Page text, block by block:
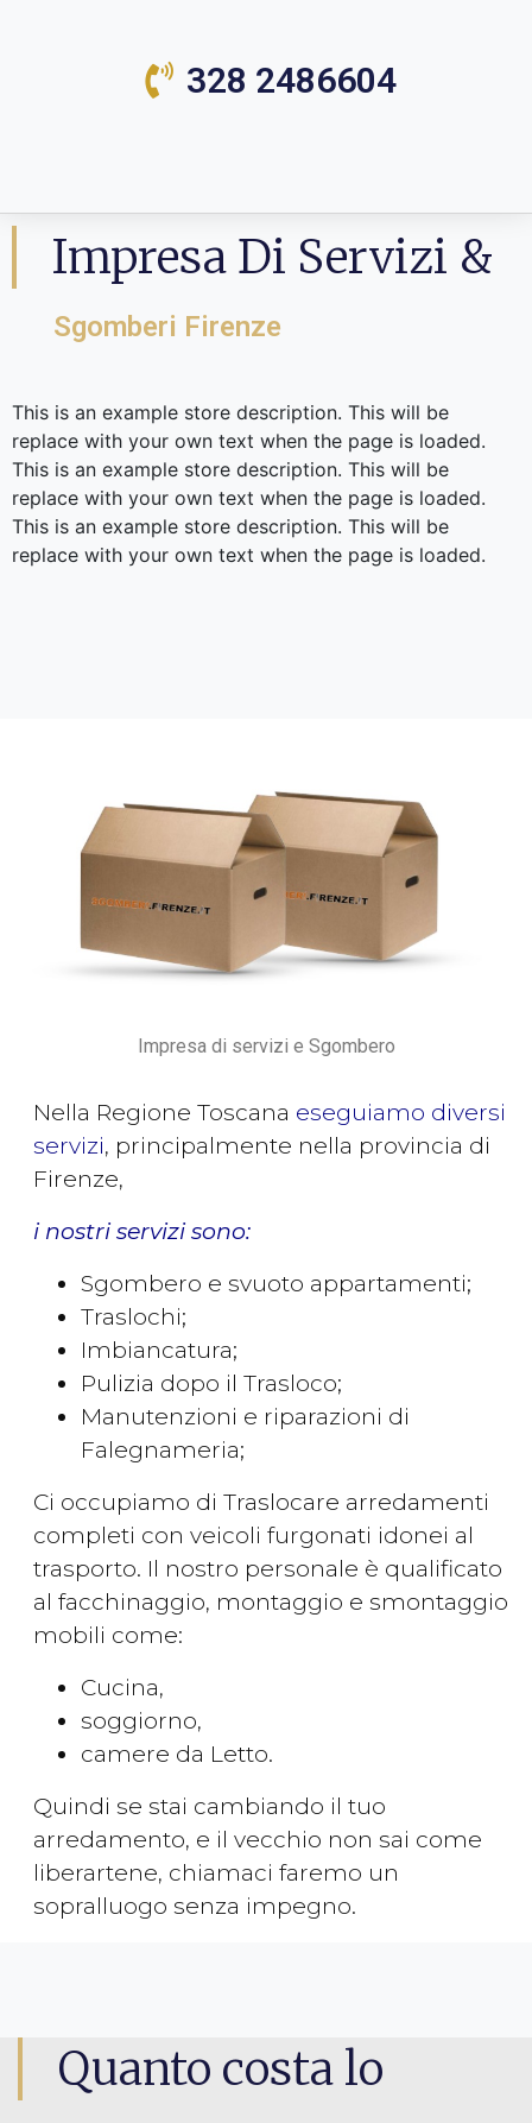
328 2486604
Impresa Di Servizi &
Sgomberi Firenze
This is an example store description. This will be
replace with your own text when the page is loaded.
This is an example store description. This will be
replace with your own text when the page is loaded.
This is an example store description. This will be
replace with your own text when the page is loaded.
Impresa di servizi e Sgombero
Nella Regione Toscana eseguiamo diversi
servizi, principalmente nella provincia di
Firenze,
i nostri servizi sono:
Sgombero e svuoto appartamenti;
Traslochi;
Imbiancatura;
Pulizia dopo il Trasloco;
Manutenzioni e riparazioni di
Falegnameria;
Ci occupiamo di Traslocare arredamenti
completi con veicoli furgonati idonei al
trasporto. Il nostro personale è qualificato
al facchinaggio, montaggio e smontaggio
mobili come:
Cucina,
soggiorno,
camere da Letto.
Quindi se stai cambiando il tuo
arredamento, e il vecchio non sai come
liberartene, chiamaci faremo un
sopralluogo senza impegno.
Quanto costa lo